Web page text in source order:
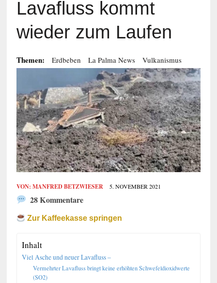
Lavafluss kommt
wieder zum Laufen
Themen: Erdbeben La Palma News Vulkanismus
VON: MANFRED BETZWIESER 5. NOVEMBER 2021
28 Kommentare
Zur Kaffeekasse springen
Inhalt
Viel Asche und neuer Lavafluss –
Vermehrter Lavafluss bringt keine erhöhten Schwefeldioxidwerte
(SO2)